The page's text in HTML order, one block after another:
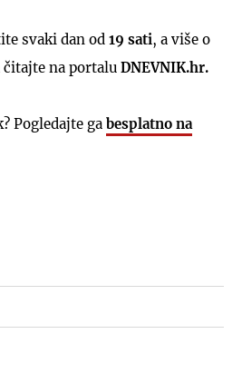
svaki dan od 19 sati, a više o
na portalu DNEVNIK.hr.
Pogledajte ga besplatno na